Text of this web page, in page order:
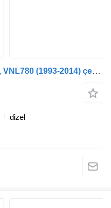
Volvo FH12, FH16, NH12, FH, VNL780 (1993-2014) çekici için Sachs FH16 (01.05-) 315353 amortisör
dizel